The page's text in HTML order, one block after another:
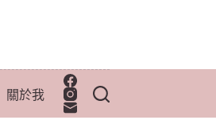
關於我